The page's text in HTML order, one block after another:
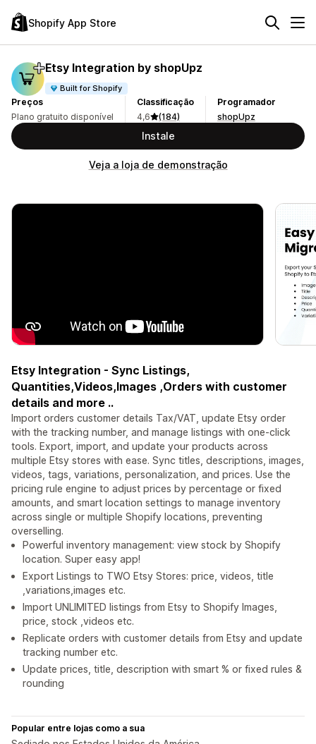
Shopify App Store
Etsy Integration by shopUpz
Built for Shopify
Preços
Plano gratuito disponível
Classificação
4,6
(184)
Programador
shopUpz
Instale
Veja a loja de demonstração
Etsy Integration - Sync Listings,
Quantities,Videos,Images ,Orders with customer
details and more ..
Import orders customer details Tax/VAT, update Etsy order
with the tracking number, and manage listings with one-click
tools. Export, import, and update your products across
multiple Etsy stores with ease. Sync titles, descriptions, images,
videos, tags, variations, personalization, and prices. Use the
pricing rule engine to adjust prices by percentage or fixed
amounts, and smart location settings to manage inventory
across single or multiple Shopify locations, preventing
overselling.
Powerful inventory management: view stock by Shopify
location. Super easy app!
Export Listings to TWO Etsy Stores: price, videos, title
,variations,images etc.
Import UNLIMITED listings from Etsy to Shopify Images,
price, stock ,videos etc.
Replicate orders with customer details from Etsy and update
tracking number etc.
Update prices, title, description with smart % or fixed rules &
rounding
Popular entre lojas como a sua